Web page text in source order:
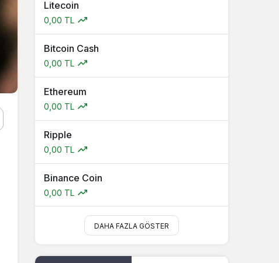
Litecoin
0,00 TL
Bitcoin Cash
0,00 TL
Ethereum
0,00 TL
Ripple
0,00 TL
Binance Coin
0,00 TL
DAHA FAZLA GÖSTER